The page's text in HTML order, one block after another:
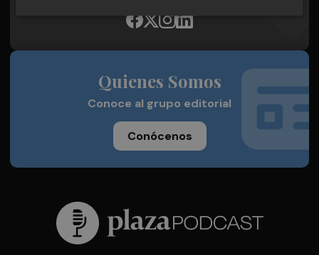
Quienes Somos
Conoce al grupo editorial
Conócenos